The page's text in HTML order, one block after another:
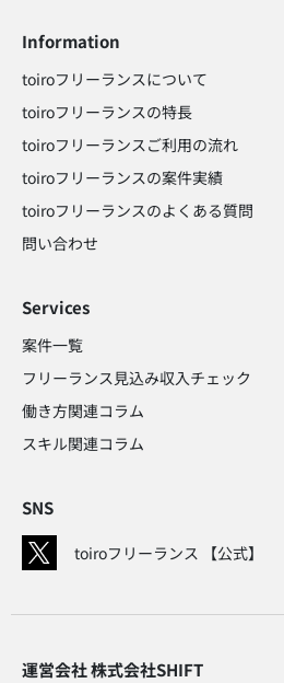
Information
toiroフリーランスについて
toiroフリーランスの特長
toiroフリーランスご利用の流れ
toiroフリーランスの案件実績
toiroフリーランスのよくある質問
問い合わせ​
Services
案件一覧
フリーランス見込み収入チェック​
働き方関連コラム​
スキル関連コラム​
SNS
toiroフリーランス 【公式】
運営会社 株式会社SHIFT​